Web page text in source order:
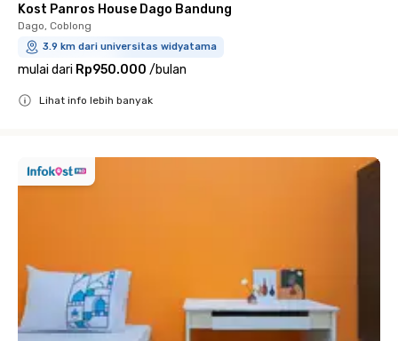
Kost Panros House Dago Bandung
Dago, Coblong
3.9 km dari universitas widyatama
mulai dari Rp950.000 /bulan
Lihat info lebih banyak